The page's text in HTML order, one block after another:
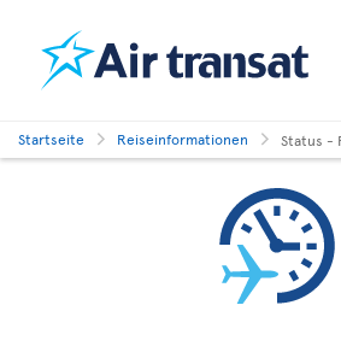
Startseite Reiseinformationen Status -